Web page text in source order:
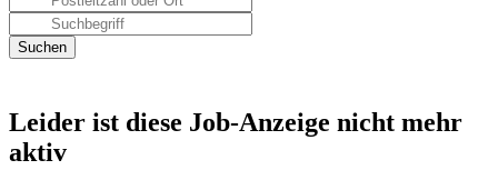
Leider ist diese Job-Anzeige nicht mehr
aktiv